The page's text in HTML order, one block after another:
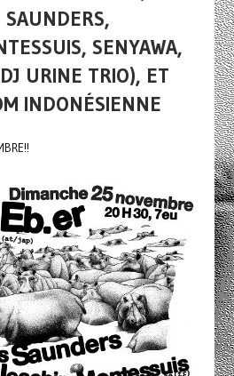
SAUNDERS,
SENYAWA,
URINE TRIO), ET
INDONÉSIENNE